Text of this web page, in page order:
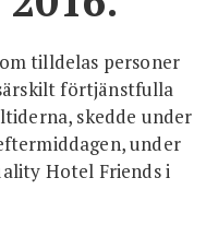
tilldelas personer
förtjänstfulla
skedde under
under
Hotel Friends i